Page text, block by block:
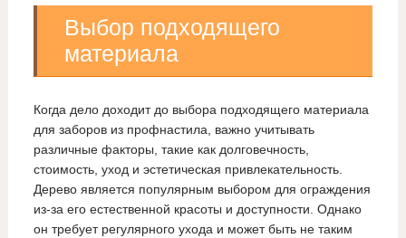
Выбор подходящего
материала
Когда дело доходит до выбора подходящего материала
для заборов из профнастила, важно учитывать
различные факторы, такие как долговечность,
стоимость, уход и эстетическая привлекательность.
Дерево является популярным выбором для ограждения
из-за его естественной красоты и доступности. Однако
он требует регулярного ухода и может быть не таким